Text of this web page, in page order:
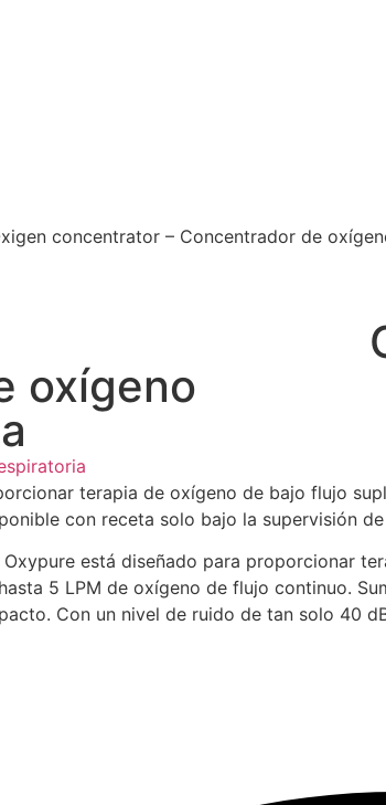
concentrator – Concentrador de
oxígeno
terapia de oxígeno de bajo flujo
con receta solo bajo la supervisión
está diseñado para proporcionar
5 LPM de oxígeno de flujo continuo.
Con un nivel de ruido de tan solo 40